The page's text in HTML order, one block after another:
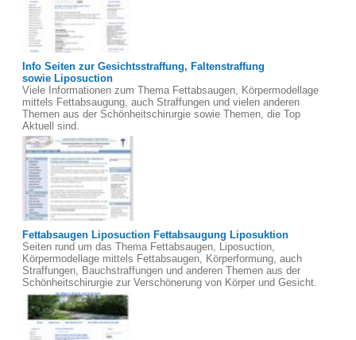
Info Seiten zur Gesichtsstraffung, Faltenstraffung
sowie Liposuction
Viele Informationen zum Thema Fettabsaugen, Körpermodellage
mittels Fettabsaugung, auch Straffungen und vielen anderen
Themen aus der Schönheitschirurgie sowie Themen, die Top
Aktuell sind.
Fettabsaugen Liposuction Fettabsaugung Liposuktion
Seiten rund um das Thema Fettabsaugen, Liposuction,
Körpermodellage mittels Fettabsaugen, Körperformung, auch
Straffungen, Bauchstraffungen und anderen Themen aus der
Schönheitschirurgie zur Verschönerung von Körper und Gesicht.